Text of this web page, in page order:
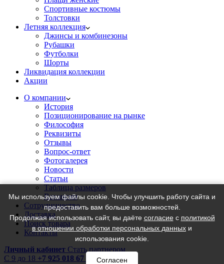
Спортивные костюмы
Толстовки
Летняя коллекция
Джинсы и комбинезоны
Рубашки
Футболки
Шорты
Ликвидация коллекции
Акции
О компании
История
Позиционирование на рынке
Философия
Реквизиты
Отзывы
Вопрос-ответ
Фотогалерея
Новости
Статьи
Таблица размеров
Вакансии
Сотрудничество
Доставка
Поиск товара
Контакты
Личный кабинет Стать партнером
C 9 до 18 +7 925 018 67 18
Мы используем файлы cookie. Чтобы улучшить работу сайта и
предоставить вам больше возможностей.
Продолжая использовать сайт, вы даёте согласиес политикой
в отношении обработки персональных данных и
использования cookie.
Согласен